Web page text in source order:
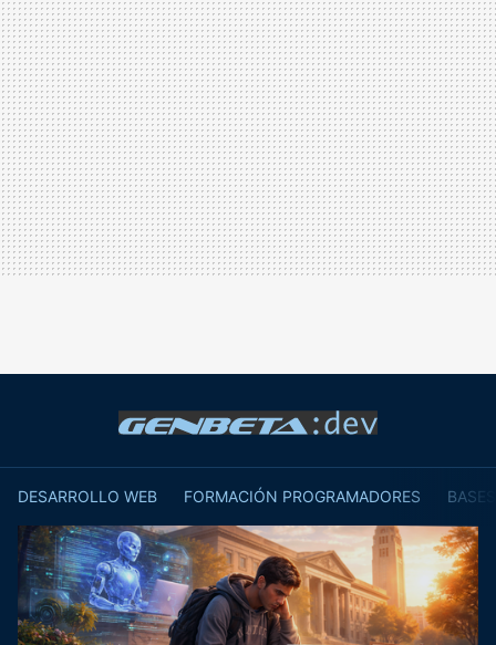
DESARROLLO WEB FORMACIÓN PROGRAMADORES